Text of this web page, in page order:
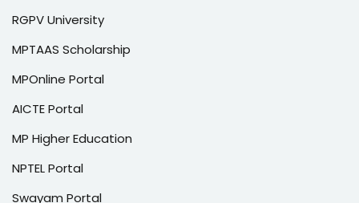
RGPV University
MPTAAS Scholarship
MPOnline Portal
AICTE Portal
MP Higher Education
NPTEL Portal
Swayam Portal